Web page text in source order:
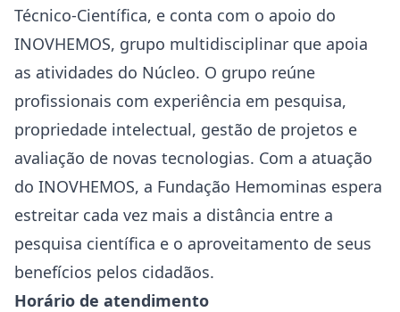
Técnico-Científica, e conta com o apoio do
INOVHEMOS, grupo multidisciplinar que apoia
as atividades do Núcleo. O grupo reúne
profissionais com experiência em pesquisa,
propriedade intelectual, gestão de projetos e
avaliação de novas tecnologias. Com a atuação
do INOVHEMOS, a Fundação Hemominas espera
estreitar cada vez mais a distância entre a
pesquisa científica e o aproveitamento de seus
benefícios pelos cidadãos.
Horário de atendimento